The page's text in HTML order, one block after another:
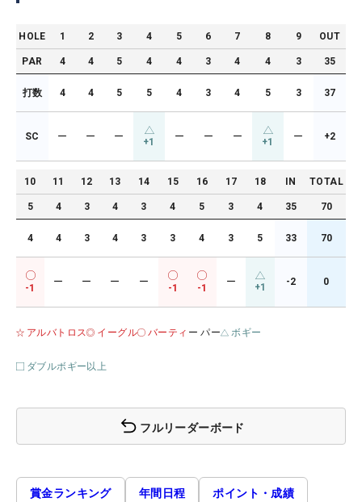
HOLE 1 2 3 4 5 6 7 8 9 OUT
PAR 4 4 5 4 4 3 4 4 3 35
打数 4 4 5 5 4 3 4 5 3 37
SC ー ー ー +1 ー ー ー +1 ー +2
10 11 12 13 14 15 16 17 18 IN TOTAL
5 4 3 4 3 4 5 3 4 35 70
4 4 3 4 3 3 4 3 5 33 70
-1
ー ー ー ー
-1 -1
ー +1 -2 0
アルバトロス イーグル バーティ ー パー ボギー
ダブルボギー以上
フルリーダーボード
賞金ランキング 年間日程 ポイント・成績